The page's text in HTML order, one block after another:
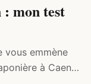
mon test
vous emmène
à Caen.